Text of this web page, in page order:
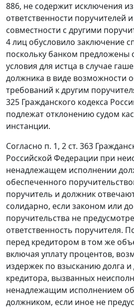
886, не содержит исключения
ответственности поручителей
совместности с другими
4 лиц обусловило заключение
поскольку банком предложены
условия для истца в случае
должника в виде возможности
требований к другим
325 Гражданского кодекса
подлежат отклонению судом
инстанции.
Согласно п. 1, 2 ст. 363
Российской Федерации при
ненадлежащем исполнении
обеспеченного
поручитель и должник
солидарно, если законом или
поручительства не
ответственность поручителя.
перед кредитором в том же
включая уплату процентов,
издержек по взысканию долга и
кредитора, вызванных
ненадлежащим исполнением
должником, если иное не